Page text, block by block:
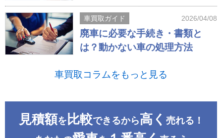
車買取ガイド 2026/04/08
廃車に必要な手続き・書類と
は？動かない車の処理方法
車買取コラムをもっと見る
見積額を 比較できるから高く 売れる！